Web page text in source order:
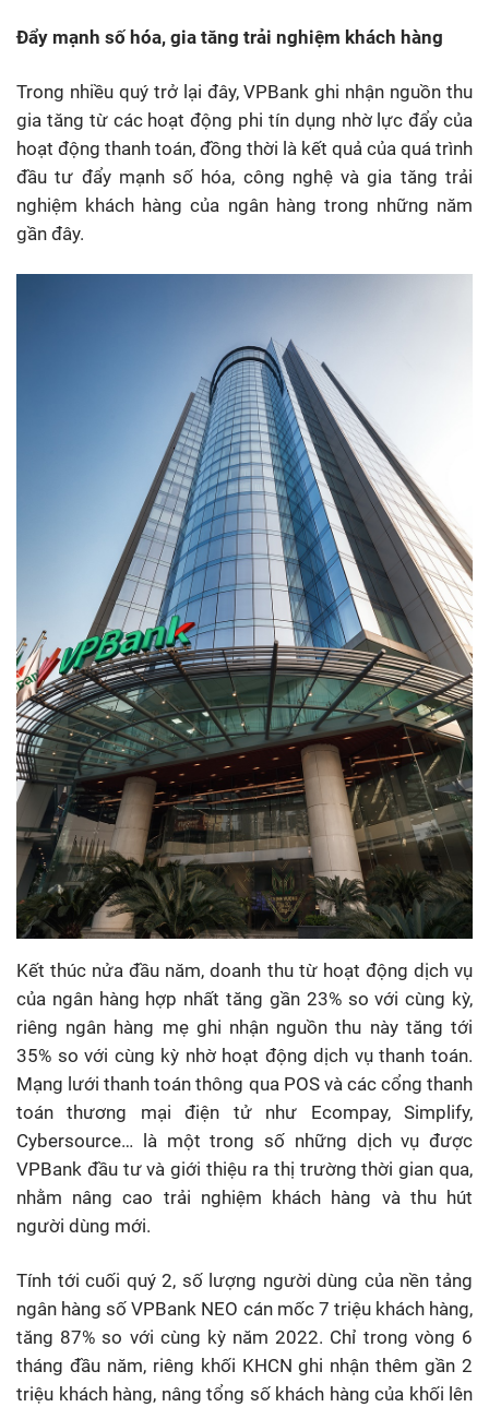
Đẩy mạnh số hóa, gia tăng trải nghiệm khách hàng
Trong nhiều quý trở lại đây, VPBank ghi nhận nguồn thu
gia tăng từ các hoạt động phi tín dụng nhờ lực đẩy của
hoạt động thanh toán, đồng thời là kết quả của quá trình
đầu tư đẩy mạnh số hóa, công nghệ và gia tăng trải
nghiệm khách hàng của ngân hàng trong những năm
gần đây.
Kết thúc nửa đầu năm, doanh thu từ hoạt động dịch vụ
của ngân hàng hợp nhất tăng gần 23% so với cùng kỳ,
riêng ngân hàng mẹ ghi nhận nguồn thu này tăng tới
35% so với cùng kỳ nhờ hoạt động dịch vụ thanh toán.
Mạng lưới thanh toán thông qua POS và các cổng thanh
toán thương mại điện tử như Ecompay, Simplify,
Cybersource… là một trong số những dịch vụ được
VPBank đầu tư và giới thiệu ra thị trường thời gian qua,
nhằm nâng cao trải nghiệm khách hàng và thu hút
người dùng mới.
Tính tới cuối quý 2, số lượng người dùng của nền tảng
ngân hàng số VPBank NEO cán mốc 7 triệu khách hàng,
tăng 87% so với cùng kỳ năm 2022. Chỉ trong vòng 6
tháng đầu năm, riêng khối KHCN ghi nhận thêm gần 2
triệu khách hàng, nâng tổng số khách hàng của khối lên